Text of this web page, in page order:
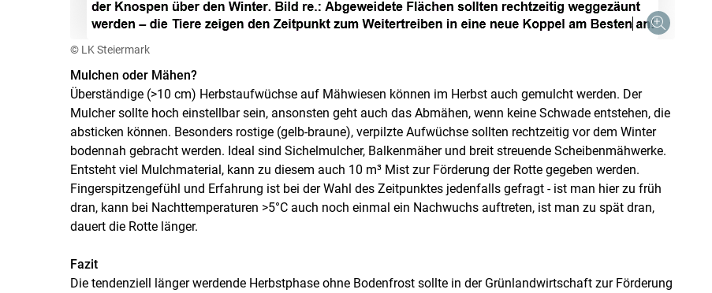
© LK Steiermark
Mulchen oder Mähen?
Überständige (>10 cm) Herbstaufwüchse auf Mähwiesen können im Herbst auch gemulcht werden. Der
Mulcher sollte hoch einstellbar sein, ansonsten geht auch das Abmähen, wenn keine Schwade entstehen, die
absticken können. Besonders rostige (gelb-braune), verpilzte Aufwüchse sollten rechtzeitig vor dem Winter
bodennah gebracht werden. Ideal sind Sichelmulcher, Balkenmäher und breit streuende Scheibenmähwerke.
Entsteht viel Mulchmaterial, kann zu diesem auch 10 m³ Mist zur Förderung der Rotte gegeben werden.
Fingerspitzengefühl und Erfahrung ist bei der Wahl des Zeitpunktes jedenfalls gefragt - ist man hier zu früh
dran, kann bei Nachttemperaturen >5°C auch noch einmal ein Nachwuchs auftreten, ist man zu spät dran,
dauert die Rotte länger.
Fazit
Die tendenziell länger werdende Herbstphase ohne Bodenfrost sollte in der Grünlandwirtschaft zur Förderung